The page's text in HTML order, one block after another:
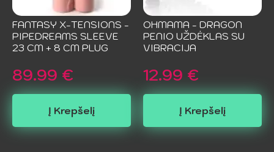
FANTASY X-TENSIONS -
PIPEDREAMS SLEEVE
23 CM + 8 CM PLUG
89.99 €
Į Krepšelį
OHMAMA - DRAGON
PENIO UŽDĖKLAS SU
VIBRACIJA
12.99 €
Į Krepšelį